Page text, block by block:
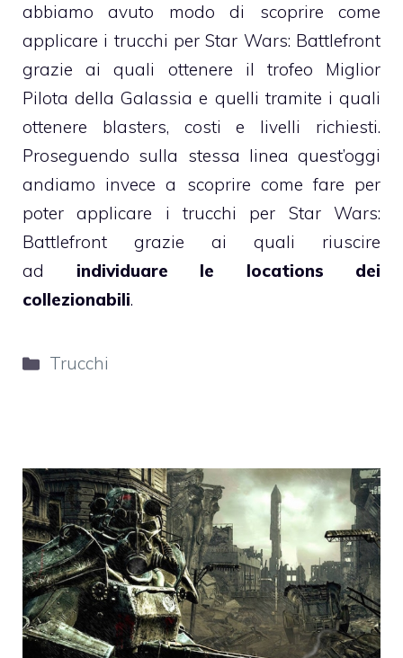
abbiamo avuto modo di scoprire come
applicare i trucchi per Star Wars: Battlefront
grazie ai quali ottenere il trofeo Miglior
Pilota della Galassia e quelli tramite i quali
ottenere blasters, costi e livelli richiesti.
Proseguendo sulla stessa linea quest’oggi
andiamo invece a scoprire come fare per
poter applicare i trucchi per Star Wars:
Battlefront grazie ai quali riuscire
ad individuare le locations dei
collezionabili.
Categorie
Trucchi